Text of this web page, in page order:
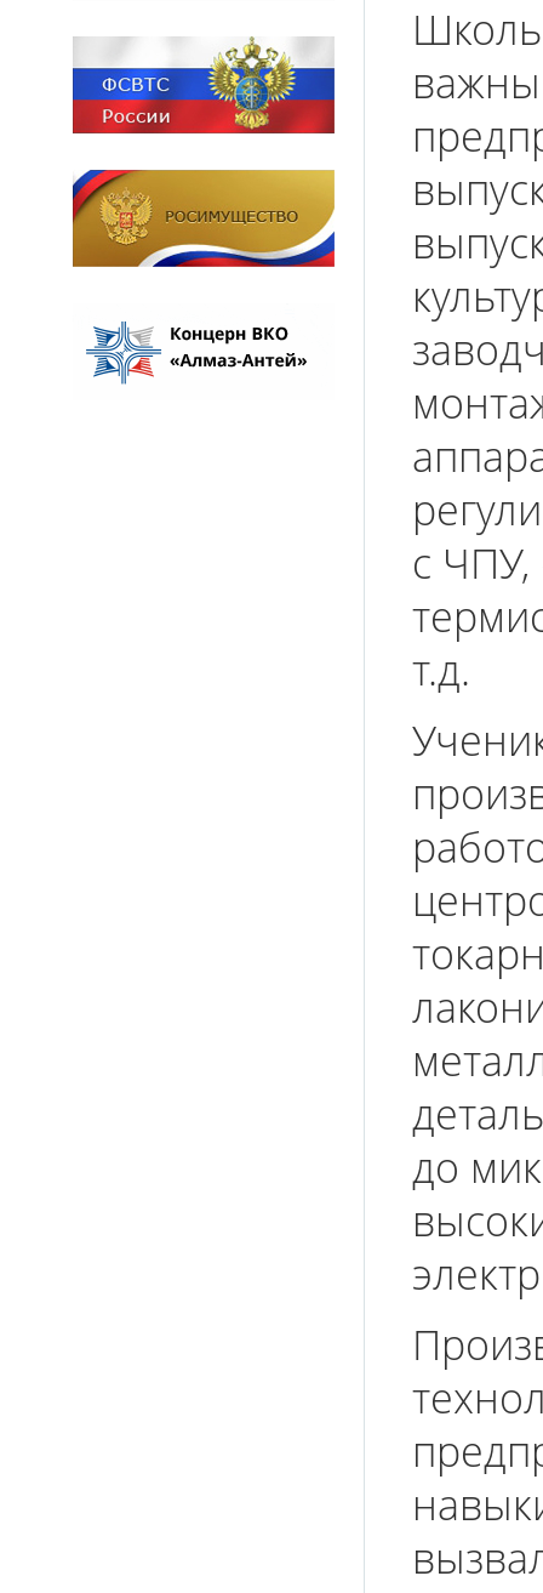
с ЧПУ,
т.д.
до